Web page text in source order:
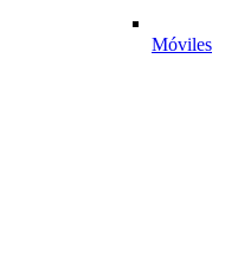
Móviles